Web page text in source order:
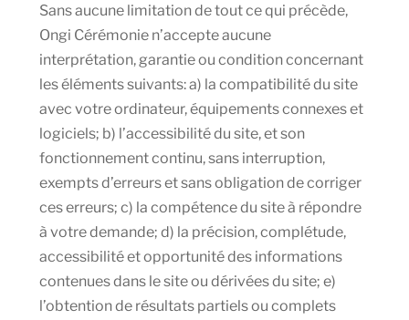
Sans aucune limitation de tout ce qui précède,
Ongi Cérémonie n’accepte aucune
interprétation, garantie ou condition concernant
les éléments suivants: a) la compatibilité du site
avec votre ordinateur, équipements connexes et
logiciels; b) l’accessibilité du site, et son
fonctionnement continu, sans interruption,
exempts d’erreurs et sans obligation de corriger
ces erreurs; c) la compétence du site à répondre
à votre demande; d) la précision, complétude,
accessibilité et opportunité des informations
contenues dans le site ou dérivées du site; e)
l’obtention de résultats partiels ou complets